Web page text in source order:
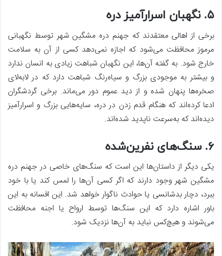
۵. نگهبان اسرارآمیز دره
برخی از اهالی معتقدند که جهنم دره مشگین شهر توسط نگهبانی
مرموز محافظت می‌شود که اجازه نمی‌دهد کسی از آن به سلامت
خارج شود. به گفته آن‌ها، این نگهبان شباهت زیادی به انسان ندارد
و بیشتر به موجودی بزرگ و سیاه‌رنگ شباهت دارد که در لابه‌لای
صخره‌ها پنهان شده و از دید عموم دور می‌ماند. برخی گردشگران
ادعا کرده‌اند که هنگام قدم زدن در دره، سایه‌هایی بزرگ و اسرارآمیز
دیده‌اند که به‌سرعت ناپدید شده‌اند.
۶. سنگ‌های نفرین‌شده
یکی دیگر از داستان‌ها این است که سنگ‌های خاصی در جهنم دره
مشگین شهر وجود دارند که اگر کسی آن‌ها را لمس کند یا با خود
ببرد، دچار بدشانسی یا حوادث ناگوار خواهد شد. این افسانه به این
باور اشاره دارد که این سنگ‌ها توسط ارواح یا اجنه محافظت
می‌شوند و هیچ‌کس نباید به آن‌ها نزدیک شود.